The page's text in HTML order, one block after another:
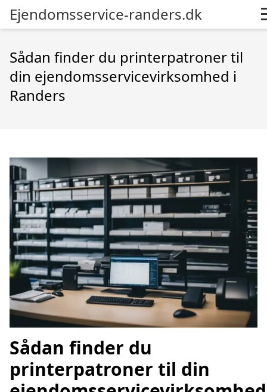
Ejendomsservice-randers.dk
Sådan finder du printerpatroner til
din ejendomsservicevirksomhed i
Randers
Sådan finder du
printerpatroner til din